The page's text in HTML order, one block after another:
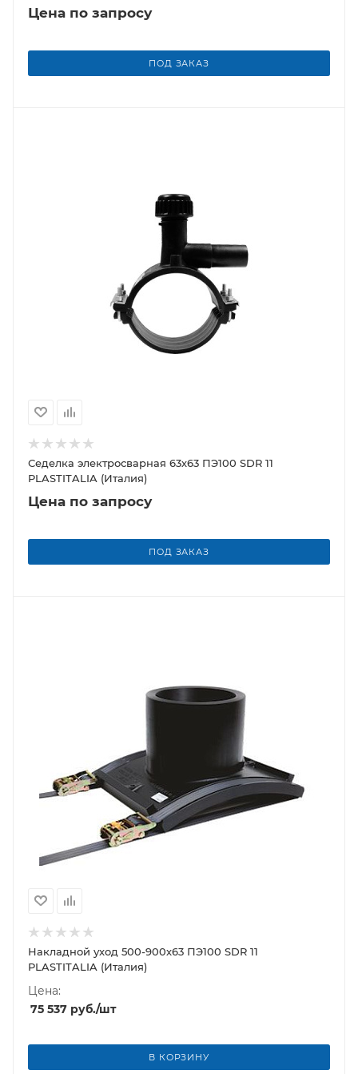
Цена по запросу
ПОД ЗАКАЗ
Седелка электросварная 63х63 ПЭ100 SDR 11
PLASTITALIA (Италия)
Цена по запросу
ПОД ЗАКАЗ
Накладной уход 500-900х63 ПЭ100 SDR 11
PLASTITALIA (Италия)
Цена:
75 537 руб./шт
В КОРЗИНУ